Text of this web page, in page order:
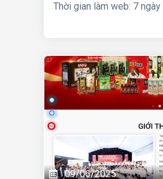
Thời gian làm web: 7 ngày
09/06/2025